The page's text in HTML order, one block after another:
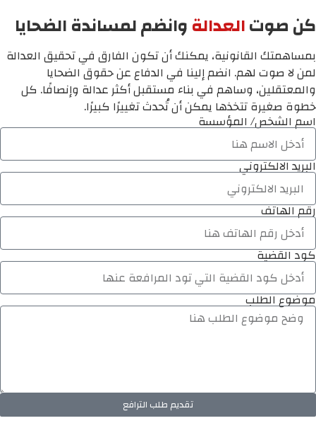
كن صوتالعدالةوانضم لمساندة الضحايا
بمساهمتك القانونية، يمكنك أن تكون الفارق في تحقيق العدالة
لمن لا صوت لهم. انضم إلينا في الدفاع عن حقوق الضحايا
والمعتقلين، وساهم في بناء مستقبل أكثر عدالة وإنصافًا. كل
خطوة صغيرة تتخذها يمكن أن تُحدث تغييرًا كبيرًا.
اسم الشخص/ المؤسسة
البريد الالكتروني
رقم الهاتف
كود القضية
موضوع الطلب
تقديم طلب الترافع